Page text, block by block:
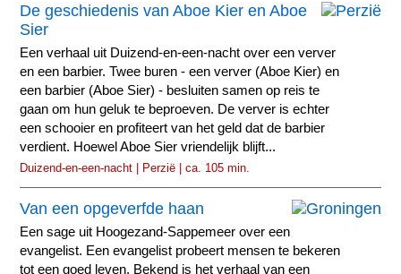
De geschiedenis van Aboe Kier en Aboe
Sier
Een verhaal uit Duizend-en-een-nacht over een verver
en een barbier. Twee buren - een verver (Aboe Kier) en
een barbier (Aboe Sier) - besluiten samen op reis te
gaan om hun geluk te beproeven. De verver is echter
een schooier en profiteert van het geld dat de barbier
verdient. Hoewel Aboe Sier vriendelijk blijft...
Duizend-en-een-nacht | Perzië | ca. 105 min.
Van een opgeverfde haan
Een sage uit Hoogezand-Sappemeer over een
evangelist. Een evangelist probeert mensen te bekeren
tot een goed leven. Bekend is het verhaal van een